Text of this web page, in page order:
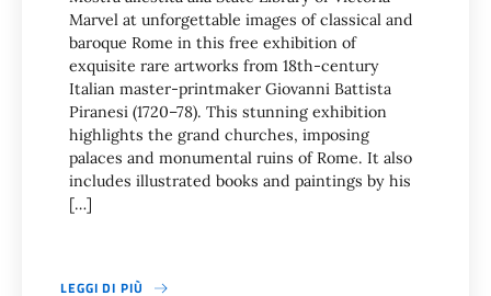
Marvel at unforgettable images of classical and
baroque Rome in this free exhibition of
exquisite rare artworks from 18th-century
Italian master-printmaker Giovanni Battista
Piranesi (1720–78). This stunning exhibition
highlights the grand churches, imposing
palaces and monumental ruins of Rome. It also
includes illustrated books and paintings by his
[…]
LEGGI DI PIÙ